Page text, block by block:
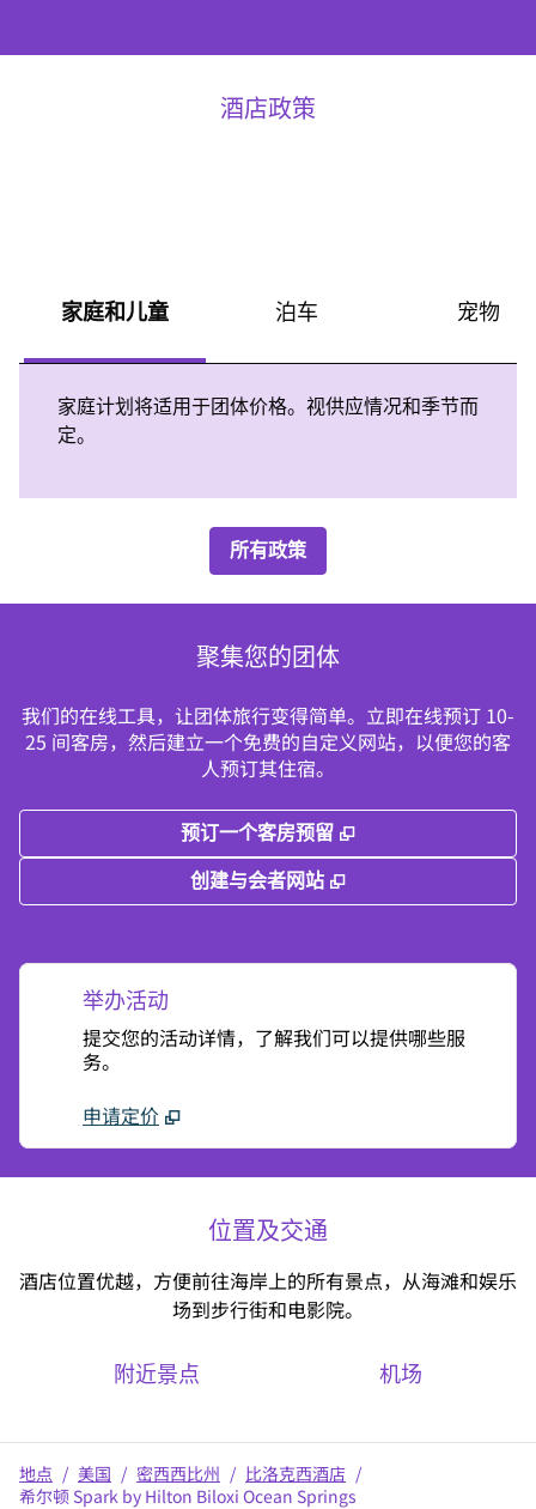
酒店政策
家庭和儿童 泊车 宠物
家庭计划将适用于团体价格。视供应情况和季节而
定。
所有政策
聚集您的团体
我们的在线工具，让团体旅行变得简单。立即在线预订 10-
25 间客房，然后建立一个免费的自定义网站，以便您的客
人预订其住宿。
预订一个客房预留 ,
创建与会者网站 ,
举办活动
提交您的活动详情，了解我们可以提供哪些服
务。
申请定价
位置及交通
酒店位置优越，方便前往海岸上的所有景点，从海滩和娱乐
场到步行街和电影院。
附近景点 机场
地点 / 美国 / 密西西比州 / 比洛克西酒店 /
希尔顿 Spark by Hilton Biloxi Ocean Springs